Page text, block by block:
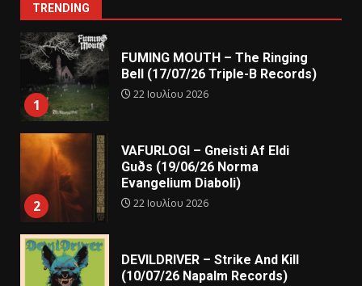
TRENDING
1
FUMING MOUTH – The Ringing
Bell (17/07/26 Triple-B Records)
22 Ιουλίου 2026
2
VAFURLOGI – Gneisti Af Eldi
Guðs (19/06/26 Norma
Evangelium Diaboli)
22 Ιουλίου 2026
DEVILDRIVER – Strike And Kill
(10/07/26 Napalm Records)